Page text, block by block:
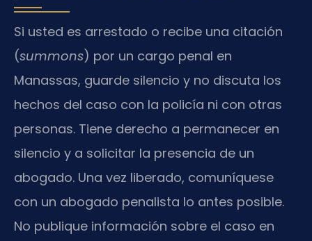
Si usted es arrestado o recibe una citación
(summons) por un cargo penal en
Manassas, guarde silencio y no discuta los
hechos del caso con la policía ni con otras
personas. Tiene derecho a permanecer en
silencio y a solicitar la presencia de un
abogado. Una vez liberado, comuníquese
con un abogado penalista lo antes posible.
No publique información sobre el caso en